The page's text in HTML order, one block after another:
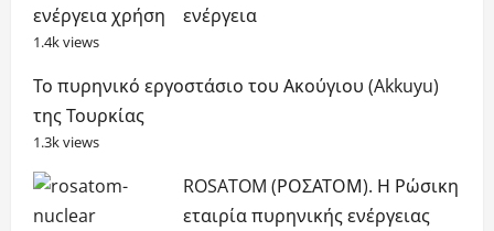
ενέργεια
1.4k views
Το πυρηνικό εργοστάσιο του Ακούγιου (Akkuyu)
της Τουρκίας
1.3k views
ROSATOM (ΡΟΣΑΤΟΜ). Η Ρώσικη
εταιρία πυρηνικής ενέργειας